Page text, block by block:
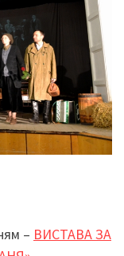
– ВИСТАВА ЗА